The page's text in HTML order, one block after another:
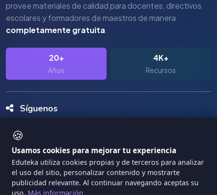
🍪
Usamos cookies para mejorar tu experiencia
Eduteka utiliza cookies propias y de terceros para analizar
el uso del sitio, personalizar contenido y mostrarte
publicidad relevante. Al continuar navegando aceptas su
uso. Más información
provee materiales de calidad para docentes, directivos
escolares y formadores de maestros de manera
completamente gratuita.
20+
Años
4K+
Recursos
Síguenos
Copyright Eduteka 2001-2026 - Universidad ICESI